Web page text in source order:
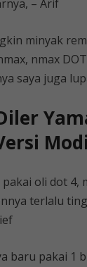
– Arif
minyak
nmax
saya juga
oli dot 4,
terlalu
baru pakai 1